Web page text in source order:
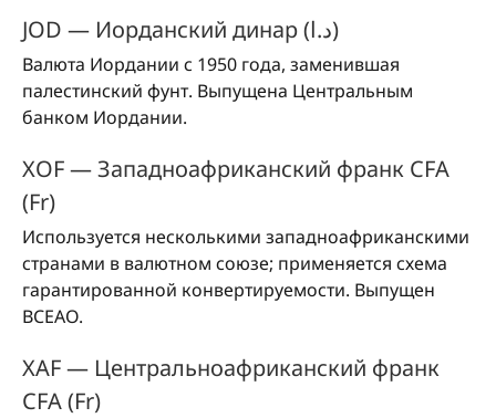
JOD — Иорданский динар (د.ا)
Валюта Иордании с 1950 года, заменившая
палестинский фунт. Выпущена Центральным
банком Иордании.
XOF — Западноафриканский франк CFA
(Fr)
Используется несколькими западноафриканскими
странами в валютном союзе; применяется схема
гарантированной конвертируемости. Выпущен
BCEAO.
XAF — Центральноафриканский франк
CFA (Fr)